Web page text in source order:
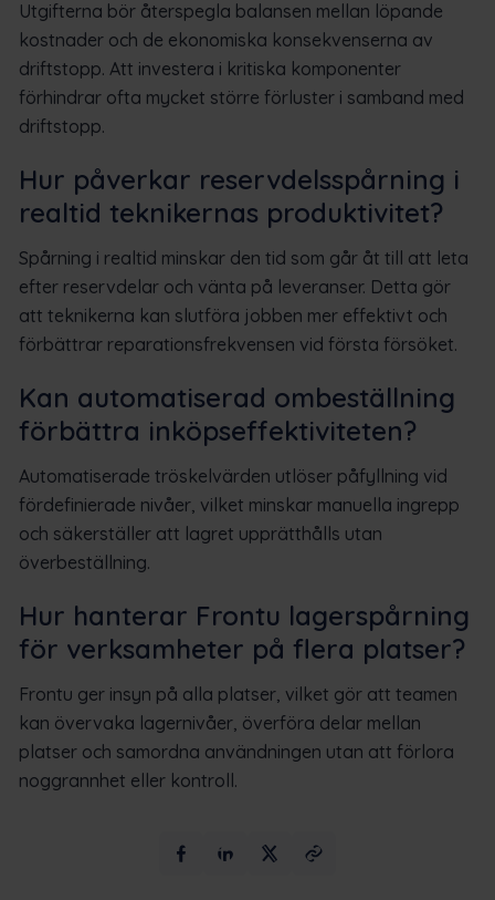
Utgifterna bör återspegla balansen mellan löpande
kostnader och de ekonomiska konsekvenserna av
driftstopp. Att investera i kritiska komponenter
förhindrar ofta mycket större förluster i samband med
driftstopp.
Hur påverkar reservdelsspårning i
realtid teknikernas produktivitet?
Spårning i realtid minskar den tid som går åt till att leta
efter reservdelar och vänta på leveranser. Detta gör
att teknikerna kan slutföra jobben mer effektivt och
förbättrar reparationsfrekvensen vid första försöket.
Kan automatiserad ombeställning
förbättra inköpseffektiviteten?
Automatiserade tröskelvärden utlöser påfyllning vid
fördefinierade nivåer, vilket minskar manuella ingrepp
och säkerställer att lagret upprätthålls utan
överbeställning.
Hur hanterar Frontu lagerspårning
för verksamheter på flera platser?
Frontu ger insyn på alla platser, vilket gör att teamen
kan övervaka lagernivåer, överföra delar mellan
platser och samordna användningen utan att förlora
noggrannhet eller kontroll.